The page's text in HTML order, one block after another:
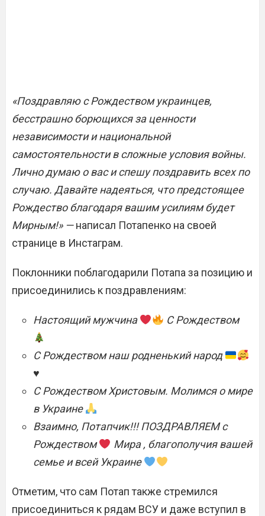
«Поздравляю с Рождеством украинцев,
бесстрашно борющихся за ценности
независимости и национальной
самостоятельности в сложные условия войны.
Лично думаю о вас и спешу поздравить всех по
случаю. Давайте надеяться, что предстоящее
Рождество благодаря вашим усилиям будет
Мирным!» —написал Потапенко на своей
странице в Инстаграм.
Поклонники поблагодарили Потапа за позицию и
присоединились к поздравлениям:
Настоящий мужчина С Рождеством
С Рождеством наш родненький народ
♥️
С Рождеством Христовым. Молимся о мире
в Украине
Взаимно, Потапчик!!! ПОЗДРАВЛЯЕМ с
Рождеством
Мира , благополучия вашей
семье и всей Украине
Отметим, что сам Потап также стремился
присоединиться к рядам ВСУ и даже вступил в